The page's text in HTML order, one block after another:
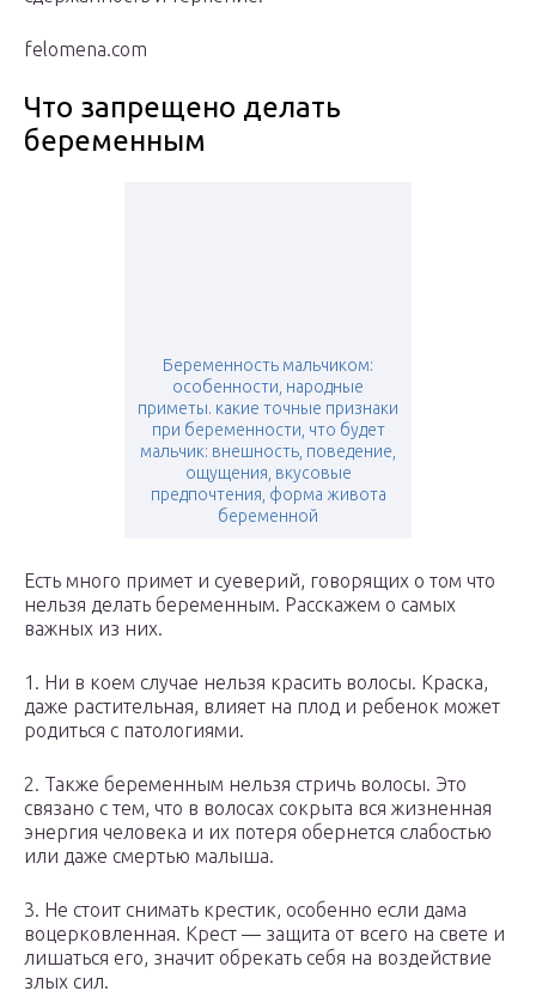
felomena.com
Что запрещено делать
беременным
Беременность мальчиком:
особенности, народные
приметы. какие точные признаки
при беременности, что будет
мальчик: внешность, поведение,
ощущения, вкусовые
предпочтения, форма живота
беременной
Есть много примет и суеверий, говорящих о том что
нельзя делать беременным. Расскажем о самых
важных из них.
1. Ни в коем случае нельзя красить волосы. Краска,
даже растительная, влияет на плод и ребенок может
родиться с патологиями.
2. Также беременным нельзя стричь волосы. Это
связано с тем, что в волосах сокрыта вся жизненная
энергия человека и их потеря обернется слабостью
или даже смертью малыша.
3. Не стоит снимать крестик, особенно если дама
воцерковленная. Крест — защита от всего на свете и
лишаться его, значит обрекать себя на воздействие
злых сил.